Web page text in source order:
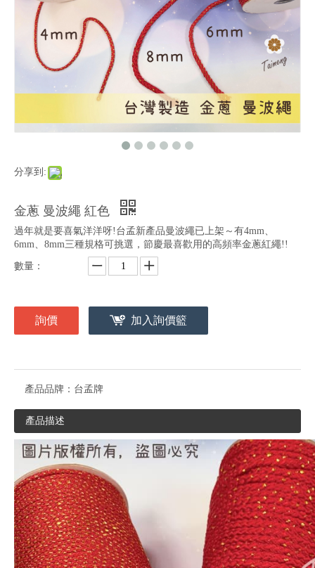
分享到:
金蔥 曼波繩 紅色
過年就是要喜氣洋洋呀!台孟新產品曼波繩已上架～有4mm、
6mm、8mm三種規格可挑選，節慶最喜歡用的高頻率金蔥紅繩!!
數量：
詢價 加入詢價籃
產品品牌： 台孟牌
產品描述